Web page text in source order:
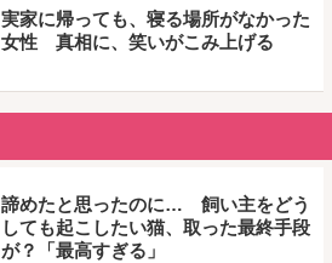
実家に帰っても、寝る場所がなかった
女性 真相に、笑いがこみ上げる
諦めたと思ったのに… 飼い主をどう
しても起こしたい猫、取った最終手段
が？「最高すぎる」